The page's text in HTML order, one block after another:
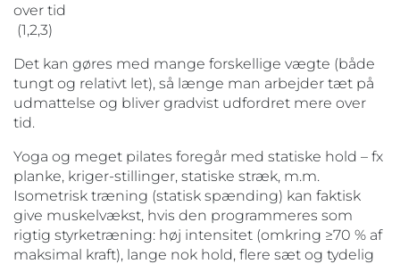
over tid
(1,2,3)
Det kan gøres med mange forskellige vægte (både
tungt og relativt let), så længe man arbejder tæt på
udmattelse og bliver gradvist udfordret mere over
tid.
Yoga og meget pilates foregår med statiske hold – fx
planke, kriger-stillinger, statiske stræk, m.m.
Isometrisk træning (statisk spænding) kan faktisk
give muskelvækst, hvis den programmeres som
rigtig styrketræning: høj intensitet (omkring ≥70 % af
maksimal kraft), lange nok hold, flere sæt og tydelig